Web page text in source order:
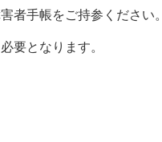
手帳をご持参ください。
要となります。